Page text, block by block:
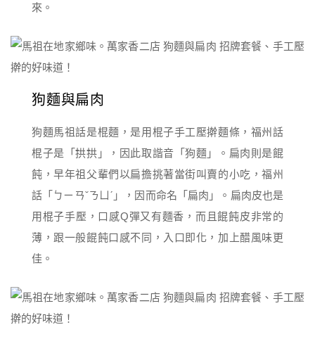
來。
狗麵與扁肉
狗麵馬祖話是棍麵，是用棍子手工壓擀麵條，福州話
棍子是「拱拱」，因此取諧音「狗麵」。扁肉則是餛
飩，早年祖父輩們以扁擔挑著當街叫賣的小吃，福州
話「ㄅㄧㄢˇㄋㄩˊ」，因而命名「扁肉」。扁肉皮也是
用棍子手壓，口感Q彈又有麵香，而且餛飩皮非常的
薄，跟一般餛飩口感不同，入口即化，加上醋風味更
佳。